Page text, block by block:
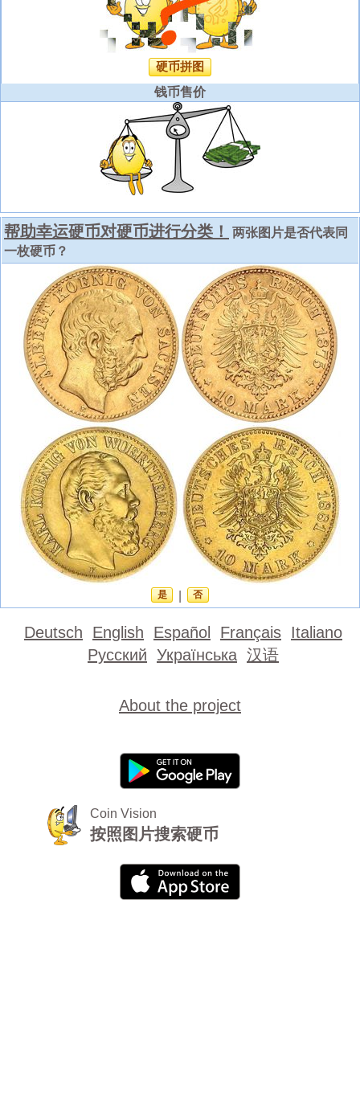
硬币拼图
钱币售价
帮助幸运硬币对硬币进行分类！
两张图片是否代表同
一枚硬币？
是 否
Deutsch English Español Français Italiano
Русский Українська 汉语
About the project
Coin Vision
按照图片搜索硬币